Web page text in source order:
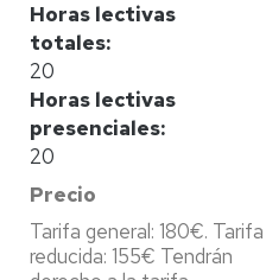
Horas lectivas
totales
20
Horas lectivas
presenciales
20
Precio
Tarifa general: 180€. Tarifa
reducida: 155€ Tendrán